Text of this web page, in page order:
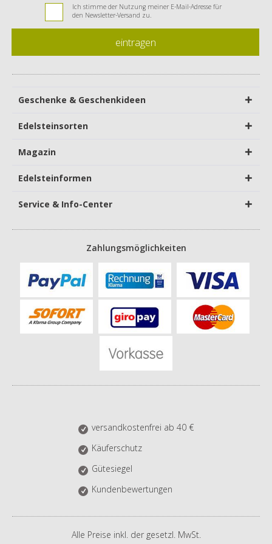
Ich stimme der Nutzung meiner E-Mail-Adresse für
den Newsletter-Versand zu.
eintragen
Geschenke & Geschenkideen
Edelsteinsorten
Magazin
Edelsteinformen
Service & Info-Center
Zahlungsmöglichkeiten
versandkostenfrei ab 40 €
Käuferschutz
Gütesiegel
Kundenbewertungen
Alle Preise inkl. der gesetzl. MwSt.